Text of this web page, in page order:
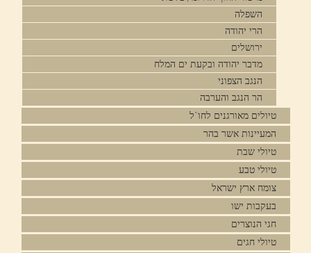
השפלה
הרי יהודה
ירושלים
מדבר יהודה ובקעת ים המלח
הנגב הצפוני
הר הנגב והערבה
טיולים מאורגנים לחו"ל
המעיינות אשר בהר
טיולי שבת
טיולי טבע
צומח ארץ ישראל
בעקבות ישו
חגי הנוצרים
טיולי חגים